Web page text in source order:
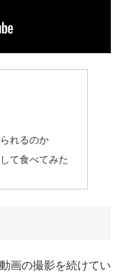
れるのか
て食べてみた
画の撮影を続けてい